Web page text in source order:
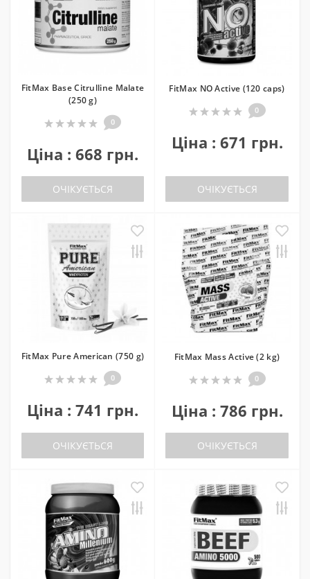
FitMax Base Citrulline Malate
(250 g)
0
Ціна : 668 грн.
ОЧІКУЄТЬСЯ
FitMax NO Active (120 caps)
0
Ціна : 671 грн.
ОЧІКУЄТЬСЯ
FitMax Pure American (750 g)
0
Ціна : 741 грн.
ОЧІКУЄТЬСЯ
FitMax Mass Active (2 kg)
0
Ціна : 786 грн.
ОЧІКУЄТЬСЯ